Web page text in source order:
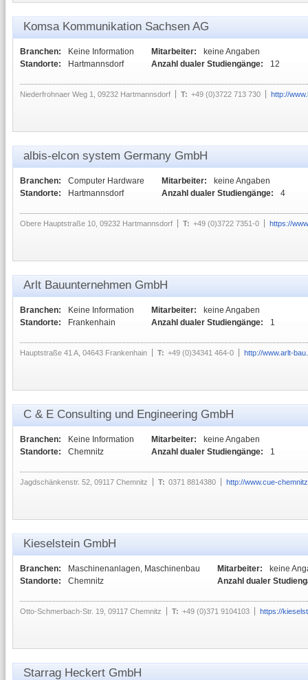
Komsa Kommunikation Sachsen AG
Branchen:
Keine Information
Standorte:
Hartmannsdorf
Mitarbeiter:
keine Angaben
Anzahl dualer Studiengänge:
12
Niederfrohnaer Weg 1, 09232 Hartmannsdorf T: +49 (0)3722 713 730 http://
albis-elcon system Germany GmbH
Branchen:
Computer Hardware
Standorte:
Hartmannsdorf
Mitarbeiter:
keine Angaben
Anzahl dualer Studiengänge:
4
Obere Hauptstraße 10, 09232 Hartmannsdorf T: +49 (0)3722 7351-0 https://
Arlt Bauunternehmen GmbH
Branchen:
Keine Information
Standorte:
Frankenhain
Mitarbeiter:
keine Angaben
Anzahl dualer Studiengänge:
1
Hauptstraße 41 A, 04643 Frankenhain T: +49 (0)34341 464-0 http://www.arlt-
C & E Consulting und Engineering GmbH
Branchen:
Keine Information
Standorte:
Chemnitz
Mitarbeiter:
keine Angaben
Anzahl dualer Studiengänge:
1
Jagdschänkenstr. 52, 09117 Chemnitz T: 0371 8814380 http://www.cue-
Kieselstein GmbH
Branchen:
Maschinenanlagen, Maschinenbau
Standorte:
Chemnitz
Mitarbeiter:
keine
Anzahl dualer
Otto-Schmerbach-Str. 19, 09117 Chemnitz T: +49 (0)371 9104103 https://
Starrag Heckert GmbH